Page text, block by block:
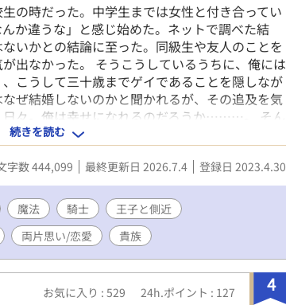
の時だった。中学生までは女性と付き合ってい
か違うな」と感じ始めた。ネットで調べた結
いかとの結論に至った。同級生や友人のことを
出なかった。 そうこうしているうちに、俺には
こうして三十歳までゲイであることを隠しなが
ぜ結婚しないのかと聞かれるが、その追及を気
日々。俺は幸せになれるのだろうか………。 そん
けようとして、腹部を刺されてしまった。そし
せな世界への転生を祈り静かに息を引き取っ
ックな身体、アース・ジーマルの体に転生した。
なかった。しかし、それには理由があっ
の出会った。一目見た瞬間から恋に落ちてし
そして、俺は側近になることができて………。
ァンタジーの中にBL要素を詰め込んだ作品とな
に書く予定なので、純粋にファンタジーの世界
向けの作品となっております。
続きを読む
字数 444,099 最終更新日 2026.7.4 登録日 2023.4.30
魔法 騎士
王子と側近
両片思い/恋愛 貴族
4
お気に入り : 529 24h.ポイント : 127